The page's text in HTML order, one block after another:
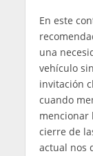
En este
una
vehículo
invitación
cuando
mencionar
cierre de
actual nos